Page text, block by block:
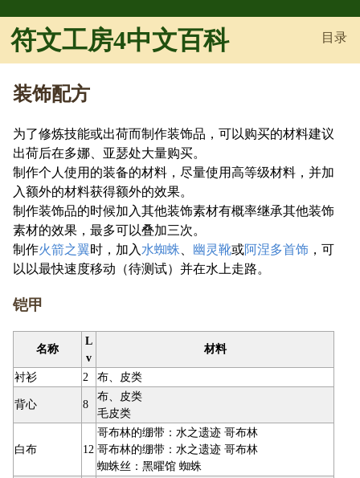
符文工房4中文百科 目录
装饰配方
为了修炼技能或出荷而制作装饰品，可以购买的材料建议
出荷后在多娜、亚瑟处大量购买。
制作个人使用的装备的材料，尽量使用高等级材料，并加
入额外的材料获得额外的效果。
制作装饰品的时候加入其他装饰素材有概率继承其他装饰
素材的效果，最多可以叠加三次。
制作火箭之翼时，加入 水蜘蛛 幽灵靴或阿涅多首饰 ，可
以以最快速度移动（待测试）并在水上走路。
铠甲
名称
L
v
材料
衬衫 2 布、皮类
背心 8
布、皮类
毛皮类
白布 12
哥布林的绷带：水之遗迹 哥布林
哥布林的绷带：水之遗迹 哥布林
蜘蛛丝：黑曜馆 蜘蛛